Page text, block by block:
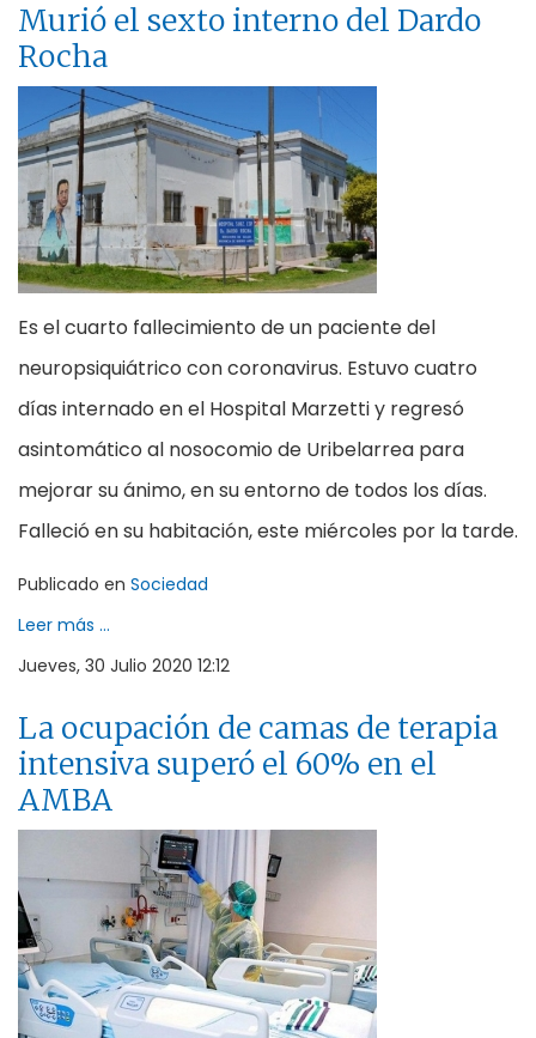
Murió el sexto interno del Dardo
Rocha
Es el cuarto fallecimiento de un paciente del
neuropsiquiátrico con coronavirus. Estuvo cuatro
días internado en el Hospital Marzetti y regresó
asintomático al nosocomio de Uribelarrea para
mejorar su ánimo, en su entorno de todos los días.
Falleció en su habitación, este miércoles por la tarde.
Publicado en Sociedad
Leer más ...
Jueves, 30 Julio 2020 12:12
La ocupación de camas de terapia
intensiva superó el 60% en el
AMBA